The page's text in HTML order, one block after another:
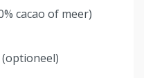
cacao of meer)
(optioneel)